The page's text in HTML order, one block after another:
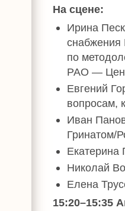
На сцене:
Ирина
снабжения
по
РАО —
Евгений
Иван
Гринатом/
Екатерина
Николай
Елена
15:20–15:35